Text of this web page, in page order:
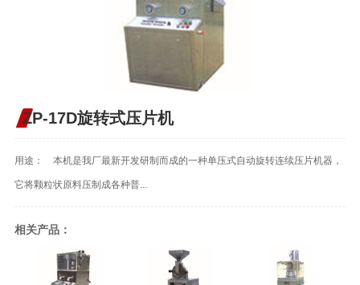
ZP-17D旋转式压片机
用途： 本机是我厂最新开发研制而成的一种单压式自动旋转连续压片机器，
它将颗粒状原料压制成各种普...
相关产品：